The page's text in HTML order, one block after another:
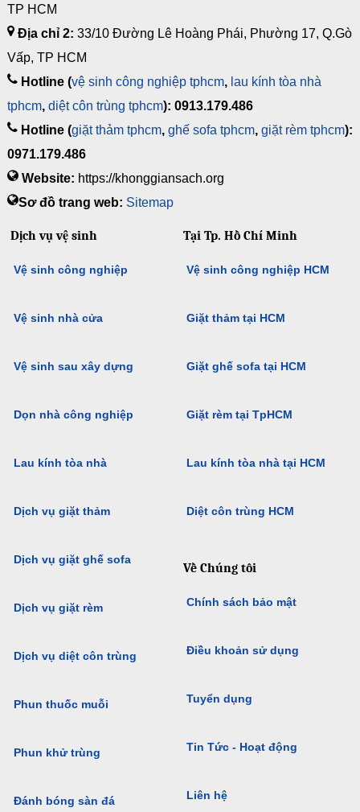
TP HCM
Địa chỉ 2: 33/10 Đường Lê Hoàng Phái, Phường 17, Q.Gò
Vấp, TP HCM
Hotline (vệ sinh công nghiệp tphcm, lau kính tòa nhà
tphcm, diệt côn trùng tphcm): 0913.179.486
Hotline (giặt thảm tphcm, ghế sofa tphcm, giặt rèm tphcm):
0971.179.486
Website: https://khonggiansach.org
Sơ đồ trang web: Sitemap
Dịch vụ vệ sinh
Vệ sinh công nghiệp
Vệ sinh nhà cửa
Vệ sinh sau xây dựng
Dọn nhà công nghiệp
Lau kính tòa nhà
Dịch vụ giặt thảm
Dịch vụ giặt ghế sofa
Dịch vụ giặt rèm
Dịch vụ diệt côn trùng
Phun thuốc muỗi
Phun khử trùng
Đánh bóng sàn đá
Tại Tp. Hồ Chí Minh
Vệ sinh công nghiệp HCM
Giặt thảm tại HCM
Giặt ghế sofa tại HCM
Giặt rèm tại TpHCM
Lau kính tòa nhà tại HCM
Diệt côn trùng HCM
Về Chúng tôi
Chính sách bảo mật
Điều khoản sử dụng
Tuyển dụng
Tin Tức - Hoạt động
Liên hệ